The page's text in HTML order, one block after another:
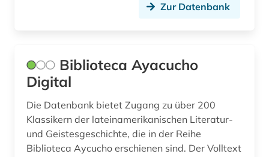
shakespeare (1)
skandinavistik (1)
slavistik (2)
Zur Datenbank
Biblioteca Ayacucho
Digital
Die Datenbank bietet Zugang zu über 200
Klassikern der lateinamerikanischen Literatur-
und Geistesgeschichte, die in der Reihe
Biblioteca Aycucho erschienen sind. Der Volltext